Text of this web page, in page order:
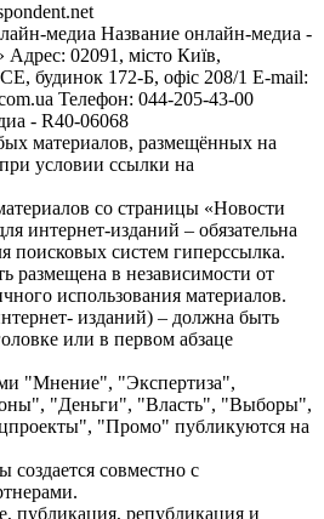
медиа Название онлайн-медиа -
Адрес: 02091, місто Київ,
172-Б, офіс 208/1 E-mail:
Телефон: 044-205-43-00
- R40-06068
материалов, размещённых на
условии ссылки на
со страницы «Новости
интернет-изданий – обязательна
поисковых систем гиперссылка.
размещена в независимости от
использования материалов.
изданий) – должна быть
или в первом абзаце
"Мнение", "Экспертиза",
"Деньги", "Власть", "Выборы",
"Промо" публикуются на
создается совместно с
публикация, републикация и